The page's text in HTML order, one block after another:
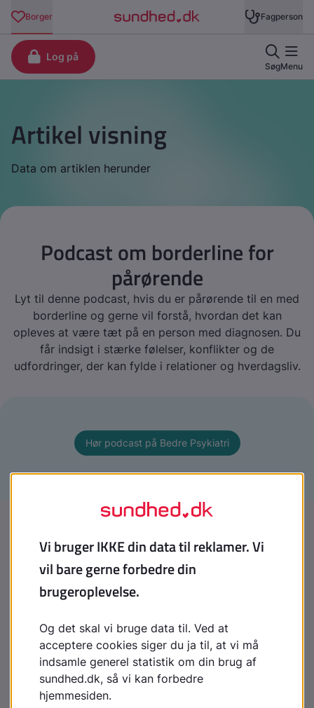
Artikel visning
Data om artiklen herunder
Podcast om borderline for
pårørende
Lyt til denne podcast, hvis du er pårørende til en med
borderline og gerne vil forstå, hvordan det kan
opleves at være tæt på en person med diagnosen. Du
får indsigt i stærke følelser, konflikter og de
udfordringer, der kan fylde i relationer og hverdagsliv.
Hør podcast på Bedre Psykiatri